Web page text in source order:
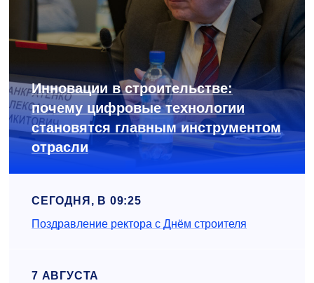
Инновации в строительстве:
почему цифровые технологии
становятся главным инструментом
отрасли
СЕГОДНЯ, В 09:25
Поздравление ректора с Днём строителя
7 АВГУСТА